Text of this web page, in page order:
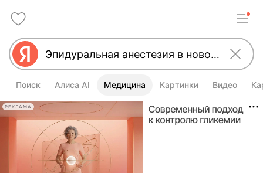
Поиск Алиса AI Медицина Картинки Видео
РЕКЛАМА